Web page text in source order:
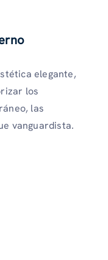
elegante,
los
las
vanguardista.